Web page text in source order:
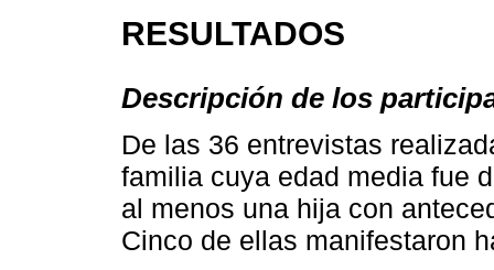
RESULTADOS
Descripción de los
De las 36 entrevistas
familia cuya edad media fue
al menos una hija con
Cinco de ellas manifestaron